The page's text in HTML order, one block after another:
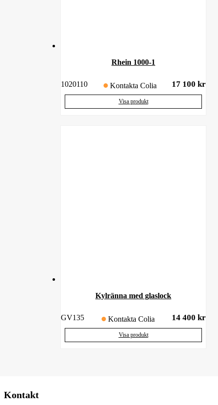
Rhein 1000-1
1020110 Kontakta Colia 17 100 kr
Visa produkt
Kylränna med glaslock
GV135 Kontakta Colia 14 400 kr
Visa produkt
Kontakt